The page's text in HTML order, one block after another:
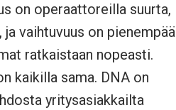
on operaattoreilla suurta,
vaihtuvuus on pienempää
ratkaistaan nopeasti.
kaikilla sama. DNA on
yritysasiakkailta